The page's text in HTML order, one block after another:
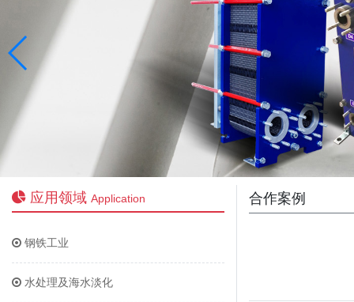
应用领域 Application
钢铁工业
水处理及海水淡化
合作案例